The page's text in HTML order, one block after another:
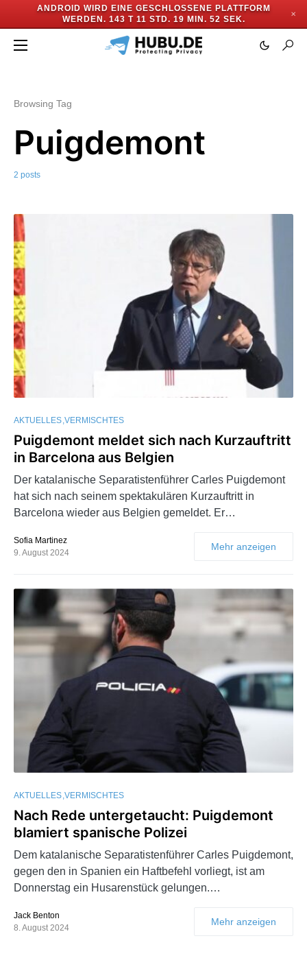
ANDROID WIRD EINE GESCHLOSSENE PLATTFORM
WERDEN. 143 T 11 STD. 19 MIN. 52 SEK.
✕
Browsing Tag
Puigdemont
2 posts
AKTUELLES VERMISCHTES
Puigdemont meldet sich nach Kurzauftritt
in Barcelona aus Belgien
Der katalanische Separatistenführer Carles Puigdemont
hat sich nach seinem spektakulären Kurzauftritt in
Barcelona wieder aus Belgien gemeldet. Er…
Sofia Martinez
9. August 2024
Mehr anzeigen
AKTUELLES VERMISCHTES
Nach Rede untergetaucht: Puigdemont
blamiert spanische Polizei
Dem katalanische Separatistenführer Carles Puigdemont,
gegen den in Spanien ein Haftbefehl vorliegt, ist am
Donnerstag ein Husarenstück gelungen.…
Jack Benton
8. August 2024
Mehr anzeigen